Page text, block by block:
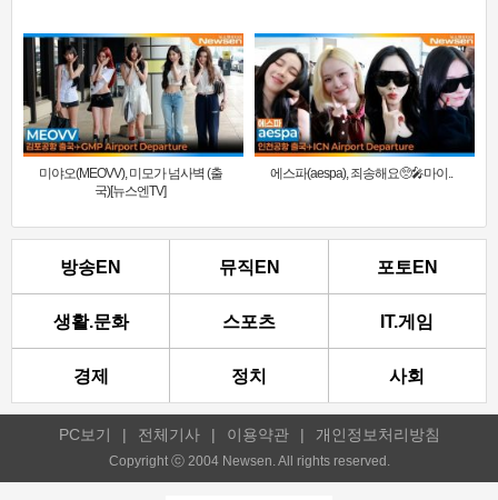
미야오(MEOVV), 미모가 넘사벽 (출
국)[뉴스엔TV]
에스파(aespa), 죄송해요🥺🎤마이..
방송EN 뮤직EN 포토EN
생활.문화 스포츠 IT.게임
경제 정치 사회
PC보기 | 전체기사 | 이용약관 | 개인정보처리방침
Copyright ⓒ 2004 Newsen. All rights reserved.